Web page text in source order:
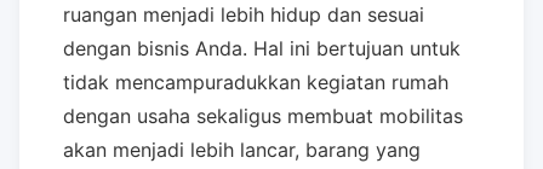
ruangan menjadi lebih hidup dan sesuai
dengan bisnis Anda. Hal ini bertujuan untuk
tidak mencampuradukkan kegiatan rumah
dengan usaha sekaligus membuat mobilitas
akan menjadi lebih lancar, barang yang